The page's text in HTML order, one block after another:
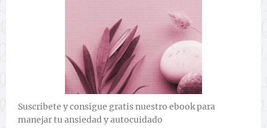
Suscribete y consigue gratis nuestro ebook para
manejar tu ansiedad y autocuidado